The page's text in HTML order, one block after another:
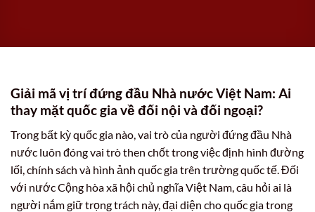
Giải mã vị trí đứng đầu Nhà nước Việt Nam: Ai
thay mặt quốc gia về đối nội và đối ngoại?
Trong bất kỳ quốc gia nào, vai trò của người đứng đầu Nhà
nước luôn đóng vai trò then chốt trong việc định hình đường
lối, chính sách và hình ảnh quốc gia trên trường quốc tế. Đối
với nước Cộng hòa xã hội chủ nghĩa Việt Nam, câu hỏi ai là
người nắm giữ trọng trách này, đại diện cho quốc gia trong